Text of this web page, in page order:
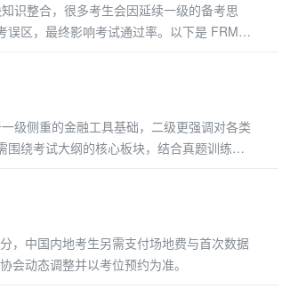
识整合，很多考生会因延续一级的备考思
区，最终影响考试通过率。以下是 FRM
级侧重的金融工具基础，二级更强调对各类
绕考试大纲的核心板块，结合真题训练掌
，中国内地考生另需支付场地费与首次数据
会动态调整并以考位预约为准。